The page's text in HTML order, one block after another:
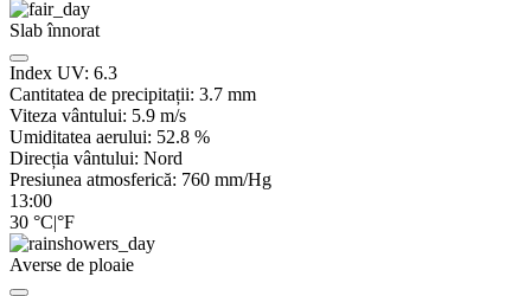
Slab înnorat
Index UV: 6.3
Cantitatea de precipitații: 3.7 mm
Viteza vântului: 5.9 m/s
Umiditatea aerului: 52.8 %
Direcția vântului: Nord
Presiunea atmosferică: 760 mm/Hg
13:00
30 °C|°F
Averse de ploaie